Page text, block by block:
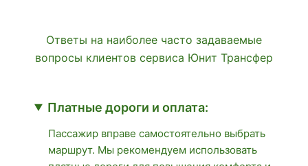
Ответы на наиболее часто задаваемые
вопросы клиентов сервиса Юнит Трансфер
Платные дороги и оплата:
Пассажир вправе самостоятельно выбрать
маршрут. Мы рекомендуем использовать